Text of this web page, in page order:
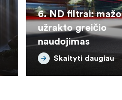
6. ND filtrai: mažo
užrakto greičio
naudojimas
Skaityti daugiau